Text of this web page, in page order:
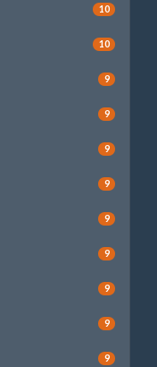
10
10
9
9
9
9
9
9
9
9
9